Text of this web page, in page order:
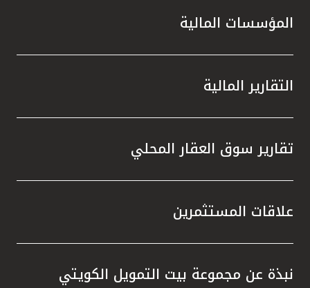
المؤسسات المالية
التقارير المالية
تقارير سوق العقار المحلي
علاقات المستثمرين
نبذة عن مجموعة بيت التمويل الكويتي